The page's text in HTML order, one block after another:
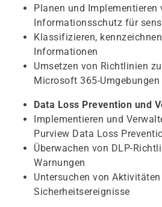
Planen und Implementieren
Informationsschutz für
Klassifizieren,
Informationen
Umsetzen von Richtlinien
Microsoft 365-Umgebungen
Data Loss Prevention und
Implementieren und
Purview Data Loss
Überwachen von DLP-
Warnungen
Untersuchen von
Sicherheitsereignisse